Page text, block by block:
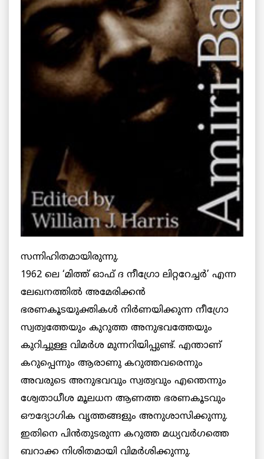
സന്നിഹിതമായിരുന്നു.
1962 ലെ ‘മിത്ത് ഓഫ് ദ നീഗ്രോ ലിറ്ററേച്ചര്‍’ എന്ന
ലേഖനത്തില്‍ അമേരിക്കന്‍
ഭരണകൂടയുക്തികള്‍ നിര്‍ണയിക്കുന്ന നീഗ്രോ
സ്വത്വത്തേയും കുറുത്ത അനുഭവത്തേയും
കുറിച്ചുള്ള വിമര്‍ശ മുന്നറിയിപ്പുണ്ട്. എന്താണ്
കറുപ്പെന്നും ആരാണു കറുത്തവരെന്നും
അവരുടെ അനുഭവവും സ്വത്വവും എന്തെന്നും
ശ്വേതാധീശ മൂലധന ആണത്ത ഭരണകൂടവും
ഔദ്യോഗിക വൃത്തങ്ങളും അനുശാസിക്കുന്നു.
ഇതിനെ പിന്‍തുടരുന്ന കറുത്ത മധ്യവര്‍ഗത്തെ
ബറാക്ക നിശിതമായി വിമര്‍ശിക്കുന്നു.